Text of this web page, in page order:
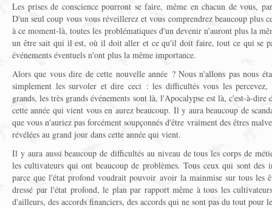
Les prises de conscience pourront se faire, même en chacun de vous,
D'un seul coup vous vous réveillerez et vous comprendrez beaucoup plus
à ce moment-là, toutes les problématiques d'un devenir n'auront plus la
un être sait qui il est, où il doit aller et ce qu'il doit faire, tout ce qui se
événements éventuels n'ont plus la même importance.
Alors que vous dire de cette nouvelle année ? Nous n'allons pas nous
simplement les survoler et dire ceci : les difficultés vous les percevez,
grands, les très grands événements sont là, l'Apocalypse est là, c'est-à-dire
cette année qui vient vous en aurez beaucoup. Il y aura beaucoup de
que vous n'auriez pas forcément soupçonnés d'être vraiment des êtres
révélées au grand jour dans cette année qui vient.
Il y aura aussi beaucoup de difficultés au niveau de tous les corps de
les cultivateurs qui ont beaucoup de problèmes. Tous ceux qui sont des
parce que l'état profond voudrait pouvoir avoir la mainmise sur tous les
dressé par l'état profond, le plan par rapport même à tous les
d'ailleurs, des accords financiers, des accords qui ne sont pas du tout pour